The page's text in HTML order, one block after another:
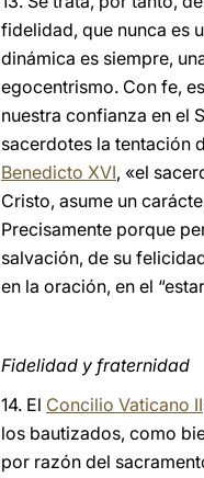
fidelidad, que nunca es
dinámica es siempre,
egocentrismo. Con fe,
nuestra confianza en el
sacerdotes la tentación
Benedicto XVI, «el
Cristo, asume un
Precisamente porque
salvación, de su
en la oración, en el
Fidelidad y fraternidad
14. El Concilio Vaticano II
los bautizados, como
por razón del